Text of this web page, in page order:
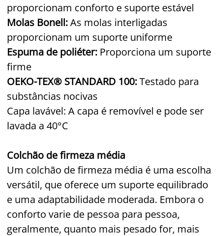
proporcionam conforto e suporte estável
Molas Bonell:As molas interligadas
proporcionam um suporte uniforme
Espuma de poliéter: Proporciona um suporte
firme
OEKO-TEX® STANDARD 100:Testado para
substâncias nocivas
Capa lavável: A capa é removível e pode ser
lavada a 40°C
Colchão de firmeza média
Um colchão de firmeza média é uma escolha
versátil, que oferece um suporte equilibrado
e uma adaptabilidade moderada. Embora o
conforto varie de pessoa para pessoa,
geralmente, quanto mais pesado for, mais